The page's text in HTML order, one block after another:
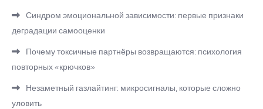
Синдром эмоциональной зависимости: первые признаки
деградации самооценки
Почему токсичные партнёры возвращаются: психология
повторных «крючков»
Незаметный газлайтинг: микросигналы, которые сложно
уловить